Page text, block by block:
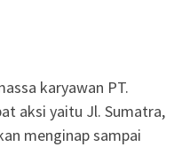
karyawan PT.
aksi yaitu Jl. Sumatra,
menginap sampai